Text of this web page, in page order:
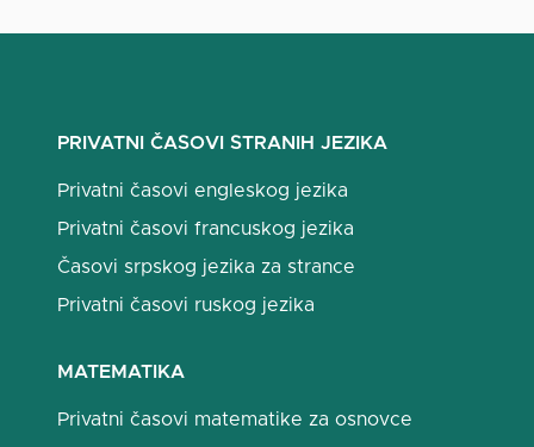
PRIVATNI ČASOVI STRANIH JEZIKA
Privatni časovi engleskog jezika
Privatni časovi francuskog jezika
Časovi srpskog jezika za strance
Privatni časovi ruskog jezika
MATEMATIKA
Privatni časovi matematike za osnovce